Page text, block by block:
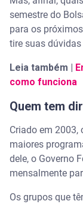
semestre do
para os
tire suas
Leia também |
como funciona
Quem tem
Criado em
maiores
dele, o Governo
mensalmente
Os grupos que